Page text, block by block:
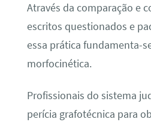
Através da comparação e
escritos questionados e
essa prática fundamenta-
morfocinética.
Profissionais do sistema
perícia grafotécnica para